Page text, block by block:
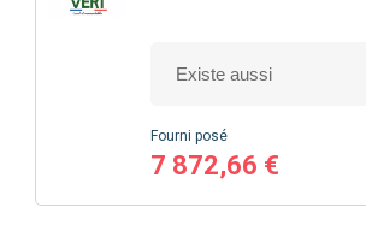
Fourni posé
7 872,66 €